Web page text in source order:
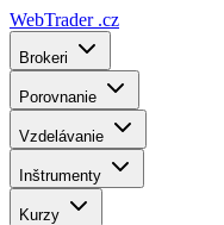
WebTrader .cz
Brokeri
Porovnanie
Vzdelávanie
Inštrumenty
Kurzy